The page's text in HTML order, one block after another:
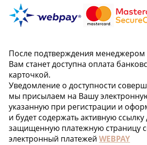
После подтверждения менеджером
Вам станет доступна оплата
карточкой.
Уведомление о доступности
мы присылаем на Вашу
указанную при регистрации и
и будет содержать активную
защищенную платежную страницу
электронный платежей WEBPAY